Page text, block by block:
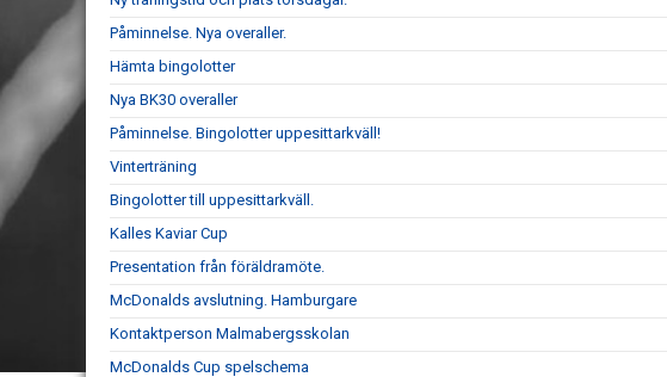
Påminnelse. Nya overaller.
Hämta bingolotter
Nya BK30 overaller
Påminnelse. Bingolotter uppesittarkväll!
Vinterträning
Bingolotter till uppesittarkväll.
Kalles Kaviar Cup
Presentation från föräldramöte.
McDonalds avslutning. Hamburgare
Kontaktperson Malmabergsskolan
McDonalds Cup spelschema